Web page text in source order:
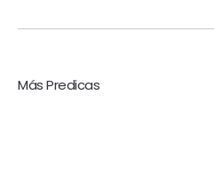
Más Predicas